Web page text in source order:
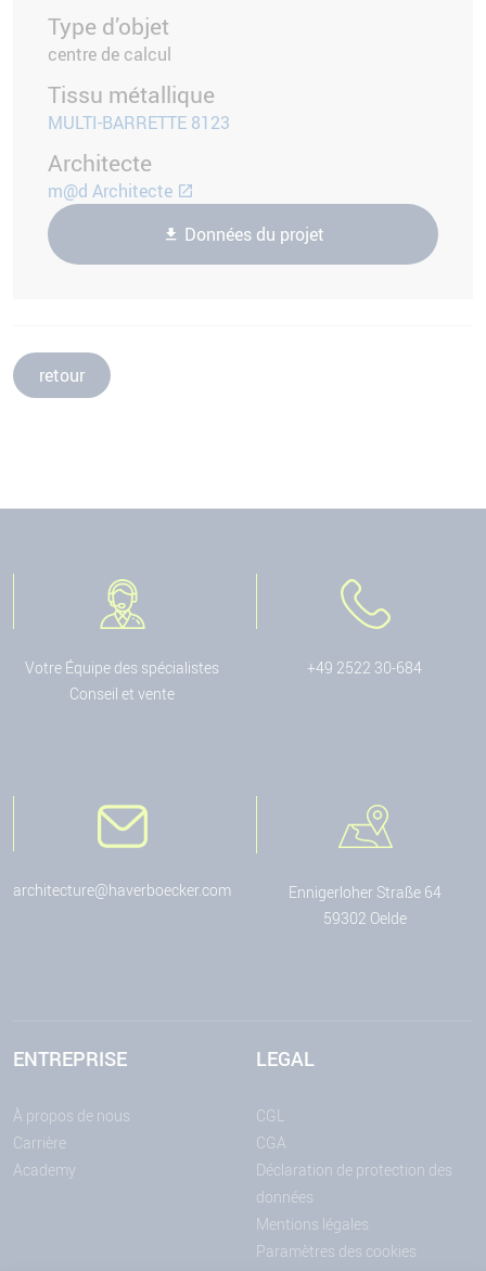
Type d’objet
centre de calcul
Tissu métallique
MULTI-BARRETTE 8123
Architecte
m@d Architecte
Données du projet
retour
Votre Équipe des spécialistes
Conseil et vente
+49 2522 30-684
architecture@haverboecker.com
Ennigerloher Straße 64
59302 Oelde
ENTREPRISE
À propos de nous
Carrière
Academy
LEGAL
CGL
CGA
Déclaration de protection des
données
Mentions légales
Paramètres des cookies